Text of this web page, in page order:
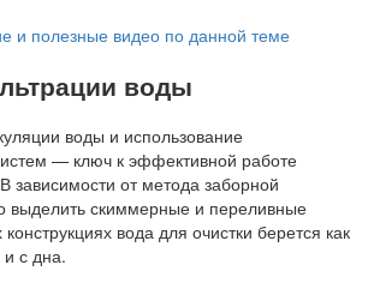
и полезные видео по данной теме
воды
воды и использование
— ключ к эффективной работе
зависимости от метода заборной
выделить скиммерные и переливные
вода для очистки берется как
и с дна.